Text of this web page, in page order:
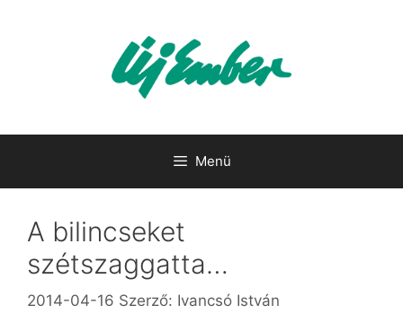
Menü
A bilincseket
szétszaggatta…
2014-04-16 Szerző: Ivancsó István